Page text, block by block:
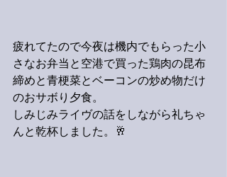
疲れてたので今夜は機内でもらった小
さなお弁当と空港で買った鶏肉の昆布
締めと青梗菜とベーコンの炒め物だけ
のおサボり夕食。
しみじみライヴの話をしながら礼ちゃ
んと乾杯しました。🥂